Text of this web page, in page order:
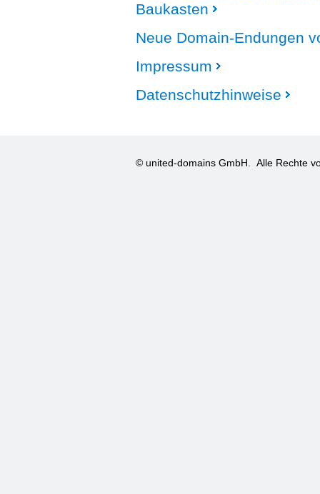
Baukasten
Neue Domain-Endungen
Impressum
Datenschutzhinweise
© united-domains GmbH. Alle Rechte